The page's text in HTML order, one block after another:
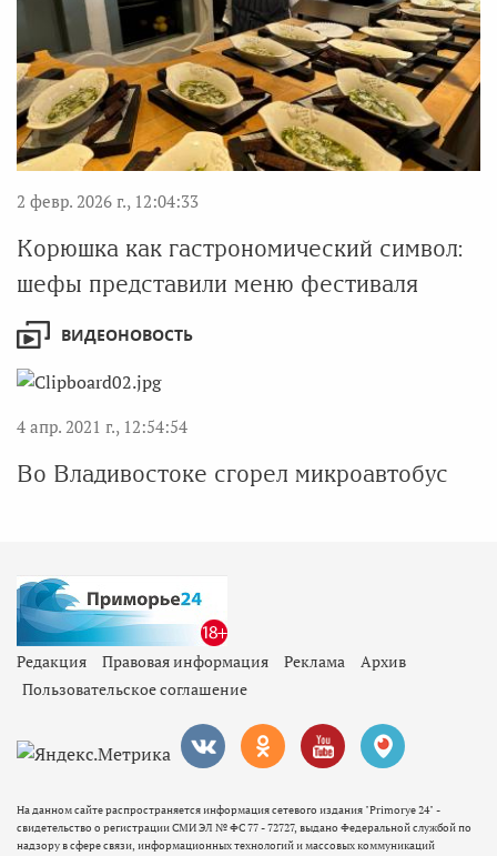
2 февр. 2026 г., 12:04:33
Корюшка как гастрономический символ:
шефы представили меню фестиваля
ВИДЕОНОВОСТЬ
4 апр. 2021 г., 12:54:54
Во Владивостоке сгорел микроавтобус
Редакция Правовая информация Реклама
Архив
Пользовательское соглашение
На данном сайте распространяется информация сетевого издания "Primorye 24" -
свидетельство о регистрации СМИ ЭЛ № ФС 77 - 72727, выдано Федеральной службой по
надзору в сфере связи, информационных технологий и массовых коммуникаций